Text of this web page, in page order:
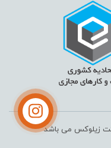
زیلوکس می باشد